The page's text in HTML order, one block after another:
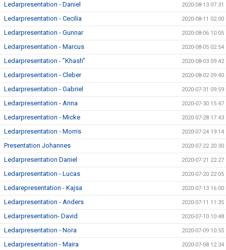
Ledarpresentation - Daniel 2020-08-13 07:31
Ledarpresentation - Cecilia 2020-08-11 02:00
Ledarpresentation - Gunnar 2020-08-06 10:05
Ledarpresentation - Marcus 2020-08-05 02:54
Ledarpresentation - ”Khash” 2020-08-03 09:42
Ledarpresentation - Cleber 2020-08-02 09:40
Ledarpresentation - Gabriel 2020-07-31 09:59
Ledarpresentation - Anna 2020-07-30 15:47
Ledarpresentation - Micke 2020-07-28 17:43
Ledarpresentation - Morris 2020-07-24 19:14
Presentation Johannes 2020-07-22 20:30
Ledarpresentation Daniel 2020-07-21 22:27
Ledarpresentation - Lucas 2020-07-20 22:05
Ledarepresentation - Kajsa 2020-07-13 16:00
Ledarpresentation - Anders 2020-07-11 11:35
Ledarpresentation- David 2020-07-10 10:48
Ledarpresentation - Nora 2020-07-09 10:55
Ledarpresentation - Maira 2020-07-08 12:34